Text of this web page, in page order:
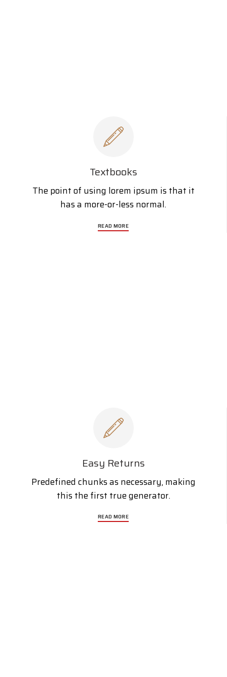
Textbooks
The point of using lorem ipsum is that it
has a more-or-less normal.
READ MORE
Easy Returns
Predefined chunks as necessary, making
this the first true generator.
READ MORE